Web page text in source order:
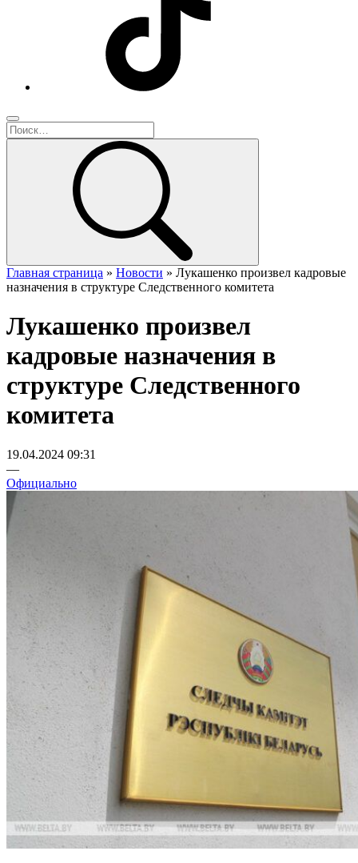
Главная страница » Новости » Лукашенко произвел кадровые
назначения в структуре Следственного комитета
Лукашенко произвел
кадровые назначения в
структуре Следственного
комитета
19.04.2024 09:31
—
Официально